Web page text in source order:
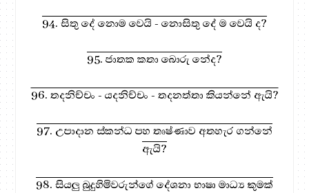
94. සිතු දේ නොම වෙයි - නොසිතු දේ ම වෙයි ද?
95. ජාතක කතා බොරු නේද?
96. තදනිච්චං - යදනිච්චං - තදනත්තා කියන්නේ ඇයි?
97. උපාදාන ස්කන්ධ පහ තෘෂ්ණාව අතහැර ගන්නේ
ඇයි?
98. සියලු බුදුහිමිවරුන්ගේ දේශනා භාෂා මාධ්‍ය කුමක්